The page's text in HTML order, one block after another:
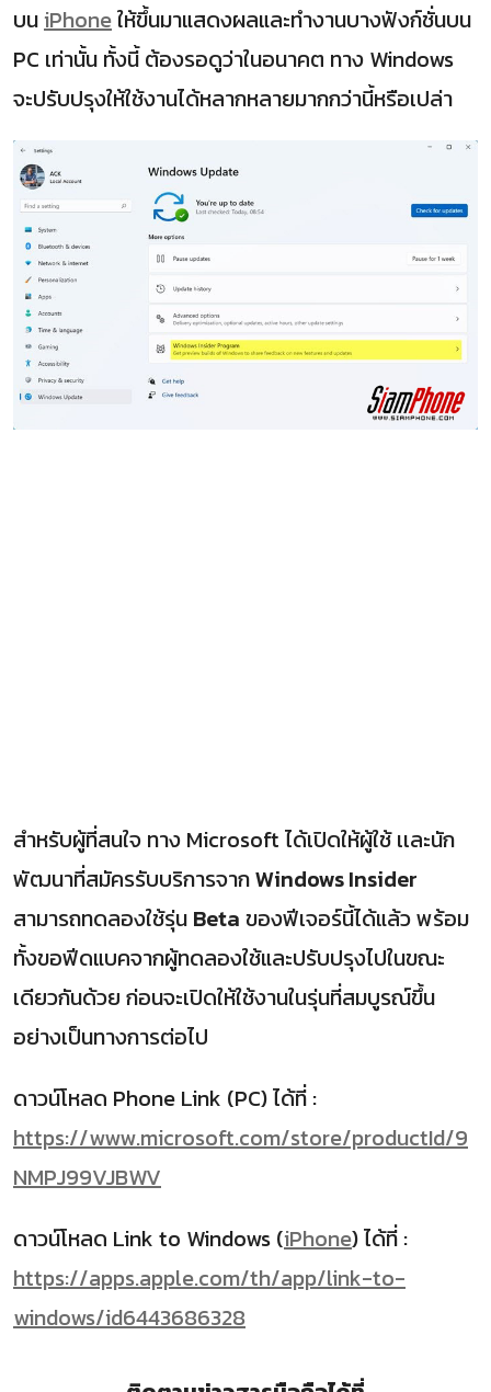
บนiPhoneให้ขึ้นมาแสดงผลและทำงานบางฟังก์ชั่นบน
PC เท่านั้น ทั้งนี้ ต้องรอดูว่าในอนาคต ทาง Windows
จะปรับปรุงให้ใช้งานได้หลากหลายมากกว่านี้หรือเปล่า
สำหรับผู้ที่สนใจ ทาง Microsoft ได้เปิดให้ผู้ใช้ เเละนัก
พัฒนาที่สมัครรับบริการจากWindows Insider
สามารถทดลองใช้รุ่น Beta ของฟีเจอร์นี้ได้แล้ว พร้อม
ทั้งขอฟีดแบคจากผู้ทดลองใช้และปรับปรุงไปในขณะ
เดียวกันด้วย ก่อนจะเปิดให้ใช้งานในรุ่นที่สมบูรณ์ขึ้น
อย่างเป็นทางการต่อไป
ดาวน์โหลด Phone Link (PC) ได้ที่ :
https://www.microsoft.com/store/productId/9
NMPJ99VJBWV
ดาวน์โหลด Link to Windows (iPhone) ได้ที่ :
https://apps.apple.com/th/app/link-to-
windows/id6443686328